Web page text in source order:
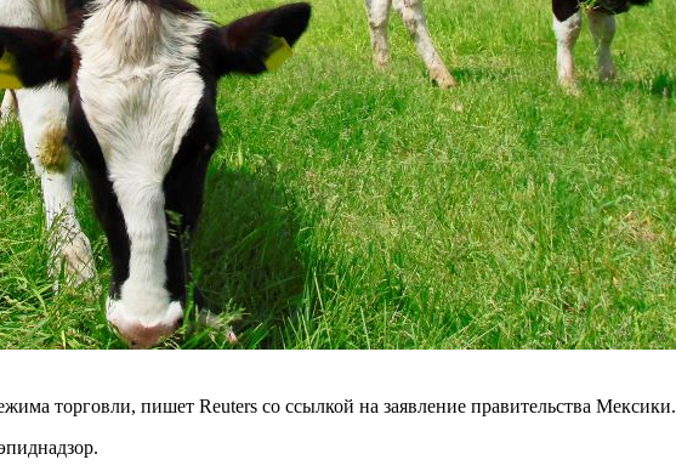
торговли, пишет Reuters со ссылкой на заявление правительства Мексики.